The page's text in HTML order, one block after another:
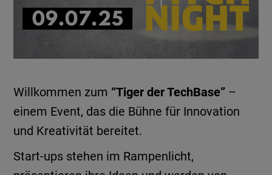
Willkommen zum “Tiger der TechBase” –
einem Event, das die Bühne für Innovation
und Kreativität bereitet.
Start-ups stehen im Rampenlicht,